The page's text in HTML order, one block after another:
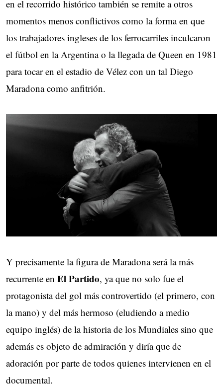
en el recorrido histórico también se remite a otros
momentos menos conflictivos como la forma en que
los trabajadores ingleses de los ferrocarriles inculcaron
el fútbol en la Argentina o la llegada de Queen en 1981
para tocar en el estadio de Vélez con un tal Diego
Maradona como anfitrión.
Y precisamente la figura de Maradona será la más
recurrente en El Partido, ya que no solo fue el
protagonista del gol más controvertido (el primero, con
la mano) y del más hermoso (eludiendo a medio
equipo inglés) de la historia de los Mundiales sino que
además es objeto de admiración y diría que de
adoración por parte de todos quienes intervienen en el
documental.